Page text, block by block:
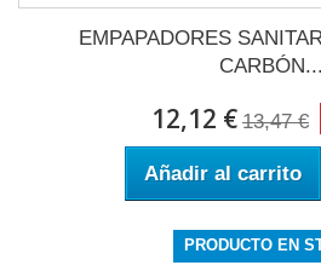
EMPAPADORES
CARBÓN...
12,12 € 13,47 €
Añadir al carrito
PRODUCTO EN